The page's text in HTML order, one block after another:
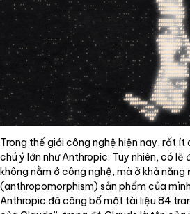
Trong thế giới công nghệ hiện nay, rất ít
chú ý lớn như Anthropic. Tuy nhiên, có
không nằm ở công nghệ, mà ở khả năng
(anthropomorphism) sản phẩm của
Anthropic đã công bố một tài liệu 84